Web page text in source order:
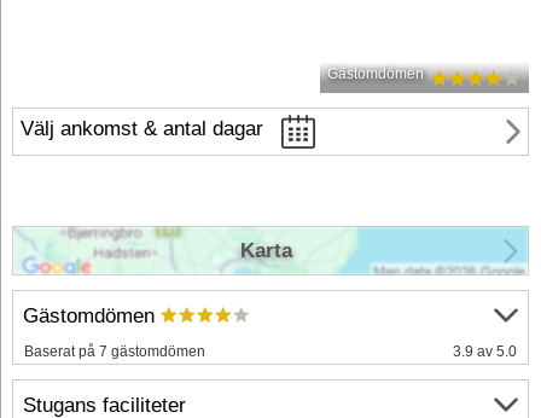
Gästomdömen
Välj ankomst & antal dagar
Gästomdömen
Baserat på 7 gästomdömen 3.9 av 5.0
Stugans faciliteter
Karta